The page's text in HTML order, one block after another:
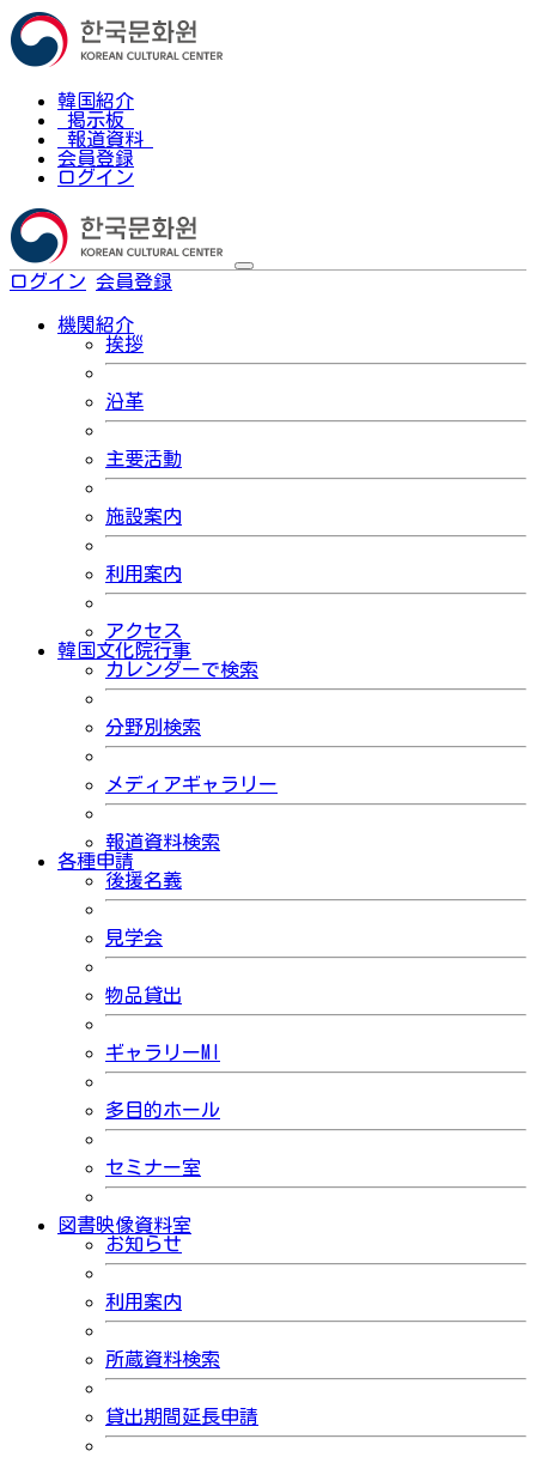
韓国紹介
掲示板
報道資料
会員登録
ログイン
ログイン 会員登録
機関紹介
挨拶
沿革
主要活動
施設案内
利用案内
アクセス
韓国文化院行事
カレンダーで検索
分野別検索
メディアギャラリー
報道資料検索
各種申請
後援名義
見学会
物品貸出
ギャラリーMI
多目的ホール
セミナー室
図書映像資料室
お知らせ
利用案内
所蔵資料検索
貸出期間延長申請